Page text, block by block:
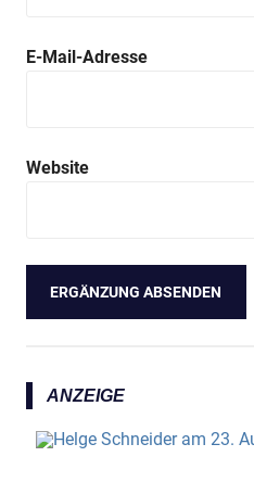
E-Mail-Adresse
Website
ANZEIGE